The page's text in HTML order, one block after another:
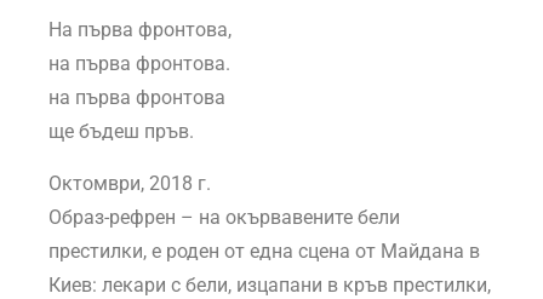
На първа фронтова,
на първа фронтова.
на първа фронтова
ще бъдеш пръв.
Октомври, 2018 г.
Образ-рефрен – на окървавените бели
престилки, е роден от една сцена от Майдана в
Киев: лекари с бели, изцапани в кръв престилки,